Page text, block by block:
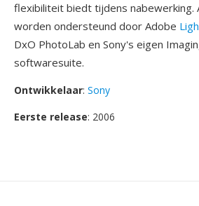
flexibiliteit biedt tijdens nabewerking.
worden ondersteund door Adobe
DxO PhotoLab en Sony's eigen
softwaresuite.
Ontwikkelaar: Sony
Eerste release: 2006